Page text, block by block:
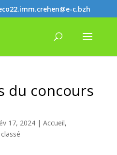
c.bzh
du concours
17, 2024| Accueil,